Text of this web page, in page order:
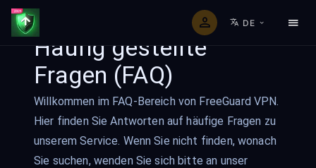
DE
Häufig gestellte
Fragen (FAQ)
Willkommen im FAQ-Bereich von FreeGuard VPN.
Hier finden Sie Antworten auf häufige Fragen zu
unserem Service. Wenn Sie nicht finden, wonach
Sie suchen, wenden Sie sich bitte an unser